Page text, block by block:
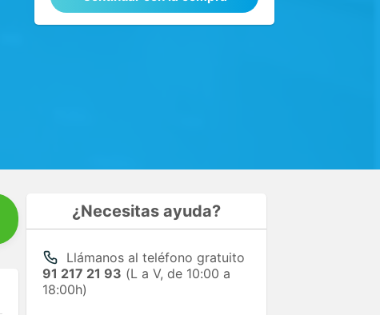
¿Necesitas ayuda?
Llámanos al teléfono gratuito
91 217 21 93 (L a V, de 10:00 a
18:00h)